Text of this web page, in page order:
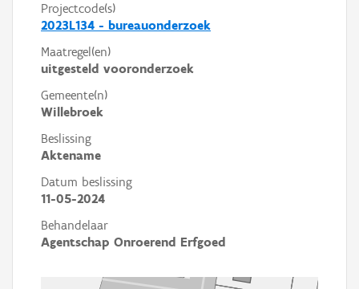
Projectcode(s)
2023L134 - bureauonderzoek
Maatregel(en)
uitgesteld vooronderzoek
Gemeente(n)
Willebroek
Beslissing
Aktename
Datum beslissing
11-05-2024
Behandelaar
Agentschap Onroerend Erfgoed